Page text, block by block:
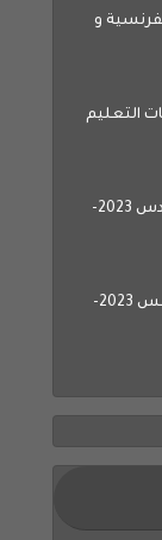
و
التعليم
جميع فروض المرحلة الأولى المستوى السادس 2023-
جميع فروض المرحلة الأولى المستوى الخامس 2023-